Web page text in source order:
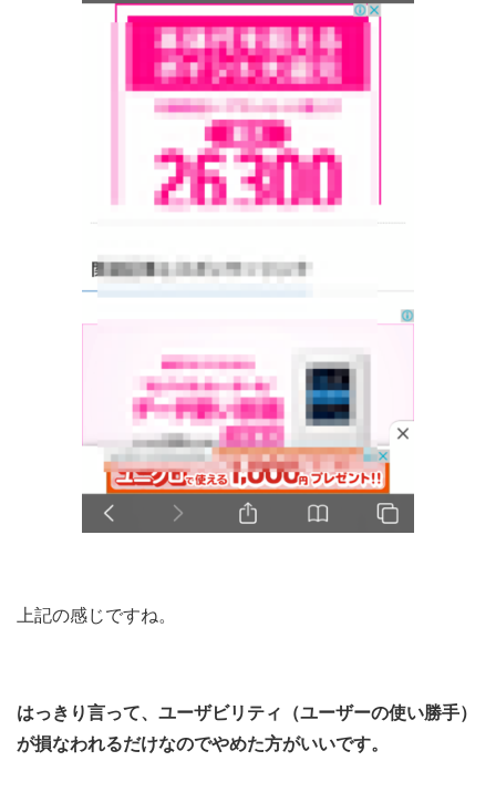
上記の感じですね。
はっきり言って、ユーザビリティ（ユーザーの使い勝手）
が損なわれるだけなのでやめた方がいいです。